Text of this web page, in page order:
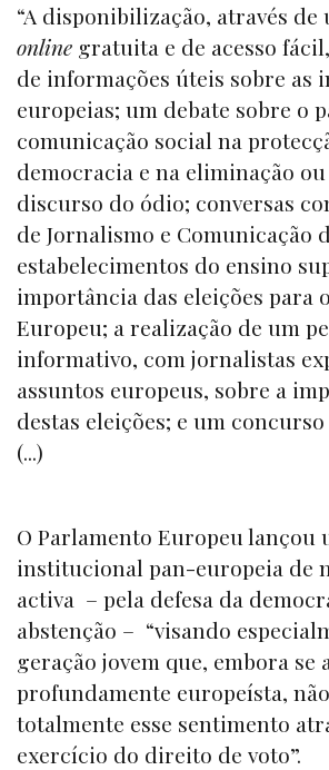
“A disponibilização, através
online gratuita e de acesso
de informações úteis sobre as
europeias; um debate sobre o
comunicação social na
democracia e na eliminação
discurso do ódio; conversas
de Jornalismo e Comunicação
estabelecimentos do ensino
importância das eleições para
Europeu; a realização de um
informativo, com jornalistas
assuntos europeus, sobre a
destas eleições; e um
(...)
O Parlamento Europeu lançou
institucional pan-europeia de
activa – pela defesa da
abstenção – “visando
geração jovem que, embora se
profundamente europeísta,
totalmente esse sentimento
exercício do direito de voto”.